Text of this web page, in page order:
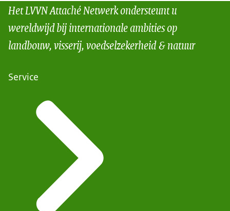
Het LVVN Attaché Netwerk ondersteunt u
wereldwijd bij internationale ambities op
landbouw, visserij, voedselzekerheid & natuur
Service